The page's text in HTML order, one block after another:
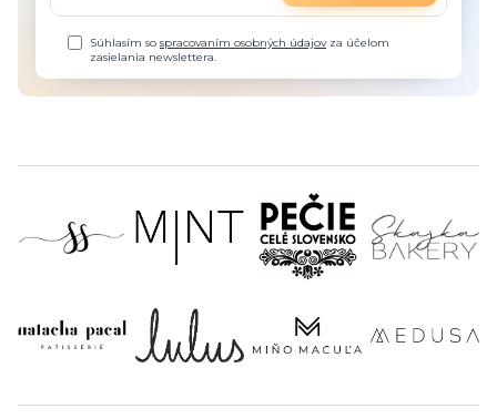
Súhlasím sospracovaním osobných údajovza účelom
zasielania newslettera.